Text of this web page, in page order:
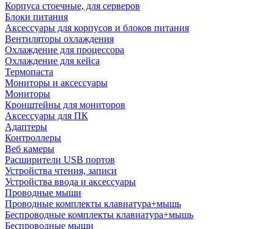
Корпуса стоечные, для серверов
Блоки питания
Аксессуары для корпусов и блоков питания
Вентиляторы охлаждения
Охлаждение для процессора
Охлаждение для кейса
Термопаста
Мониторы и аксессуары
Мониторы
Кронштейны для мониторов
Аксессуары для ПК
Адаптеры
Контроллеры
Веб камеры
Расширители USB портов
Устройства чтения, записи
Устройства ввода и аксессуары
Проводные мыши
Проводные комплекты клавиатура+мышь
Беспроводные комплекты клавиатура+мышь
Беспроводные мыши